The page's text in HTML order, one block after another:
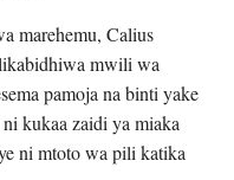
marehemu, Calius
mwili wa
pamoja na binti yake
kukaa zaidi ya miaka
ni mtoto wa pili katika